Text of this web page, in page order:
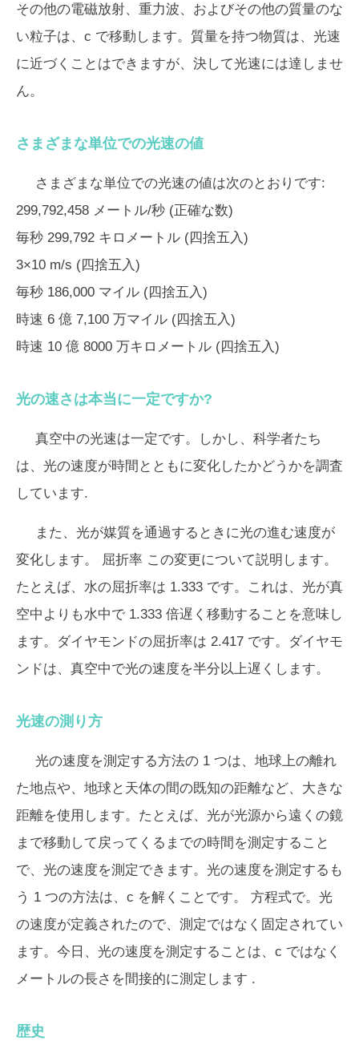
その他の電磁放射、重力波、およびその他の質量のな
い粒子は、c で移動します。質量を持つ物質は、光速
に近づくことはできますが、決して光速には達しませ
ん。
さまざまな単位での光速の値
さまざまな単位での光速の値は次のとおりです:
299,792,458 メートル/秒 (正確な数)
毎秒 299,792 キロメートル (四捨五入)
3×10 m/s (四捨五入)
毎秒 186,000 マイル (四捨五入)
時速 6 億 7,100 万マイル (四捨五入)
時速 10 億 8000 万キロメートル (四捨五入)
光の速さは本当に一定ですか?
真空中の光速は一定です。しかし、科学者たち
は、光の速度が時間とともに変化したかどうかを調査
しています.
また、光が媒質を通過するときに光の進む速度が
変化します。
屈折率 この変更について説明します。
たとえば、水の屈折率は 1.333 です。これは、光が真
空中よりも水中で 1.333 倍遅く移動することを意味し
ます。ダイヤモンドの屈折率は 2.417 です。ダイヤモ
ンドは、真空中で光の速度を半分以上遅くします。
光速の測り方
光の速度を測定する方法の 1 つは、地球上の離れ
た地点や、地球と天体の間の既知の距離など、大きな
距離を使用します。たとえば、光が光源から遠くの鏡
まで移動して戻ってくるまでの時間を測定すること
で、光の速度を測定できます。光の速度を測定するも
う 1 つの方法は、 c を解くことです。 方程式で。光
の速度が定義されたので、測定ではなく固定されてい
ます。今日、光の速度を測定することは、 c ではなく
メートルの長さを間接的に測定します .
歴史